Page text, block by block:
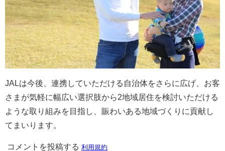
JALは今後、連携していただける自治体をさらに広げ、お客
さまが気軽に幅広い選択肢から2地域居住を検討いただける
ような取り組みを目指し、賑わいある地域づくりに貢献し
てまいります。